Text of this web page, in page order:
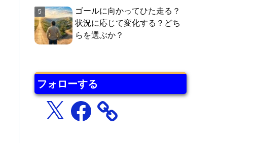
ゴールに向かってひた走る？
状況に応じて変化する？どち
らを選ぶか？
フォローする
X Facebook